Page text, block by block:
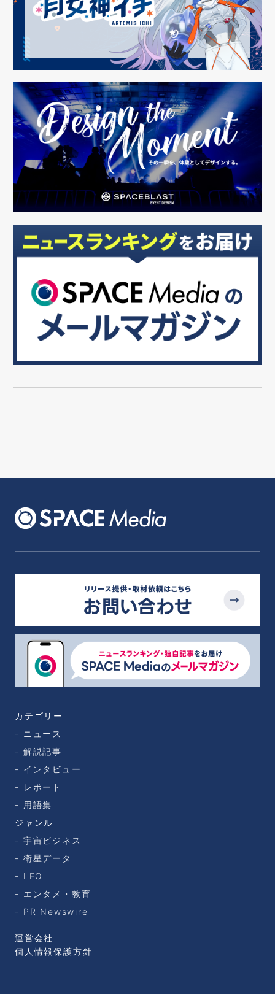
カテゴリー
ニュース
解説記事
インタビュー
レポート
用語集
ジャンル
宇宙ビジネス
衛星データ
LEO
エンタメ・教育
PR Newswire
運営会社
個人情報保護方針